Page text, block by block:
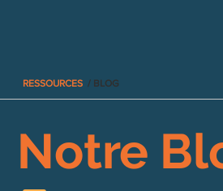
RESSOURCES / BLOG
Notre